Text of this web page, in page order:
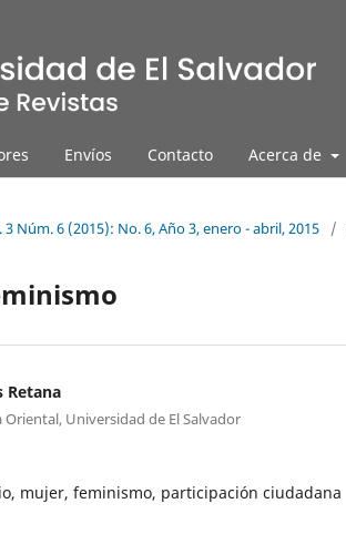
Envíos Contacto Acerca de
3 Núm. 6 (2015): No. 6, Año 3, enero - abril, 2015 /
Retana
Universidad de El Salvador
mujer, feminismo, participación ciudadana